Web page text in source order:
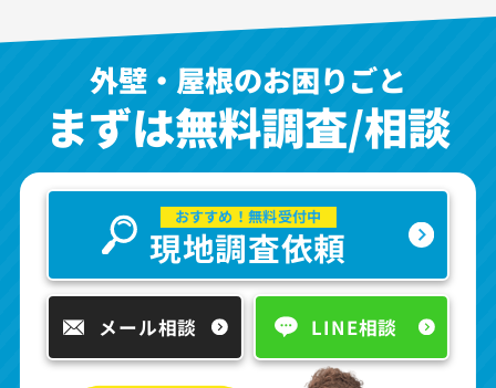
外壁・屋根のお困りごと
まずは無料調査/相談
おすすめ！無料受付中
現地調査依頼
メール相談 LINE相談